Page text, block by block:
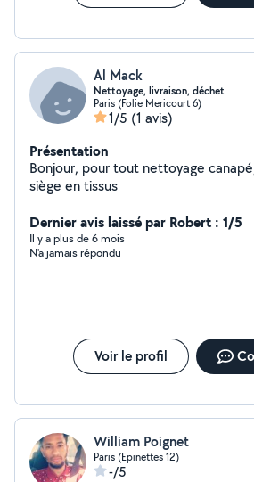
Al Mack
Nettoyage, livraison, déchet
Paris (Folie Mericourt 6)
1/5 (1 avis)
Présentation
Bonjour, pour tout nettoyage
siège en tissus
Dernier avis laissé par Robert : 1/5
Il y a plus de 6 mois
N'a jamais répondu
Voir le profil
William Poignet
Paris (Epinettes 12)
-/5